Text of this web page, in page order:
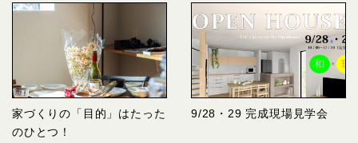
家づくりの「目的」はたった
のひとつ！
9/28・29 完成現場見学会